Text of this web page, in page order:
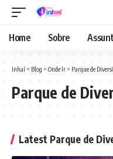
Home Sobre
Inhaí > Blog > Onde Ir > Parque de
Parque de
Latest Parque de